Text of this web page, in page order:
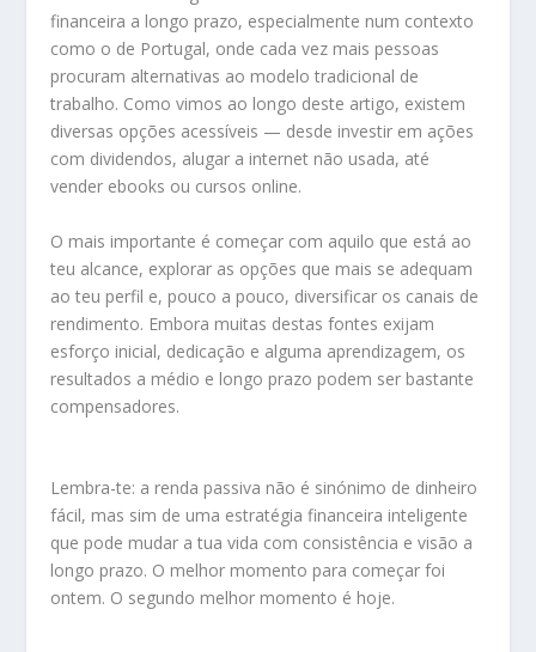
financeira a longo prazo, especialmente num contexto
como o de Portugal, onde cada vez mais pessoas
procuram alternativas ao modelo tradicional de
trabalho. Como vimos ao longo deste artigo, existem
diversas opções acessíveis — desde investir em ações
com dividendos, alugar a internet não usada, até
vender ebooks ou cursos online.
O mais importante é começar com aquilo que está ao
teu alcance, explorar as opções que mais se adequam
ao teu perfil e, pouco a pouco, diversificar os canais de
rendimento. Embora muitas destas fontes exijam
esforço inicial, dedicação e alguma aprendizagem, os
resultados a médio e longo prazo podem ser bastante
compensadores.
Lembra-te: a renda passiva não é sinónimo de dinheiro
fácil, mas sim de uma estratégia financeira inteligente
que pode mudar a tua vida com consistência e visão a
longo prazo. O melhor momento para começar foi
ontem. O segundo melhor momento é hoje.